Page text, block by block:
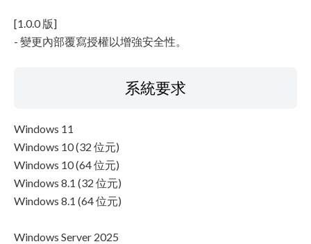
[1.0.0 版]
- 變更內部覆寫授權以增強安全性。
系統要求
Windows 11
Windows 10 (32 位元)
Windows 10 (64 位元)
Windows 8.1 (32 位元)
Windows 8.1 (64 位元)
Windows Server 2025